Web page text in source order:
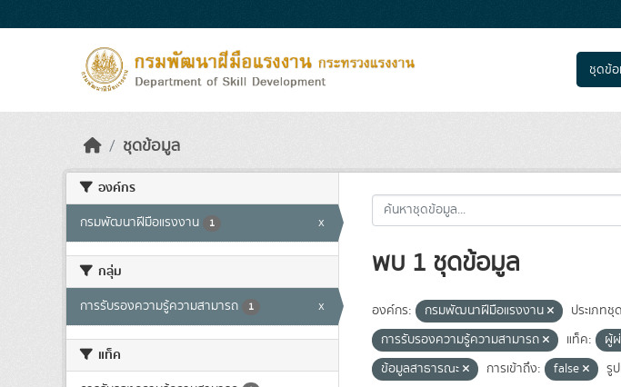
ชุดข้
ชุดข้อมูล
องค์กร
กรมพัฒนาฝีมือแรงงาน 1 x
กลุ่ม
การรับรองความรู้ความสามารถ 1 x
แท็ค
พบ 1 ชุดข้อมูล
องค์กร: กรมพัฒนาฝีมือแรงงาน ประเภท
การรับรองความรู้ความสามารถ
แท็ค: ผู้
ข้อมูลสาธารณะ
การเข้าถึง: false รู